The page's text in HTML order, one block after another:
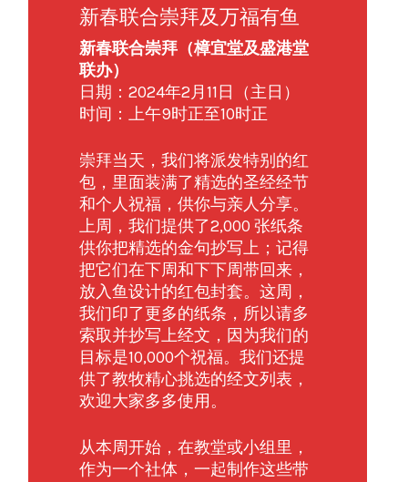
新春联合崇拜及万福有鱼
新春联合崇拜（樟宜堂及盛港堂
联办）
日期：2024年2月11日（主日）
时间：上午9时正至10时正
崇拜当天，我们将派发特别的红
包，里面装满了精选的圣经经节
和个人祝福，供你与亲人分享。
上周，我们提供了2,000 张纸条
供你把精选的金句抄写上；记得
把它们在下周和下下周带回来，
放入鱼设计的红包封套。这周，
我们印了更多的纸条，所以请多
索取并抄写上经文，因为我们的
目标是10,000个祝福。我们还提
供了教牧精心挑选的经文列表，
欢迎大家多多使用。
从本周开始，在教堂或小组里，
作为一个社体，一起制作这些带